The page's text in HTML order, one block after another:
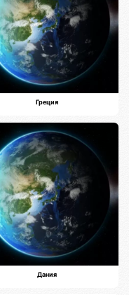
Греция
Дания